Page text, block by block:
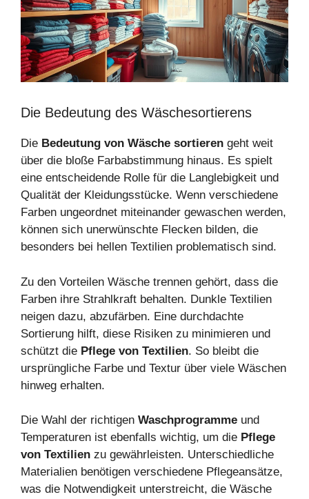
Die Bedeutung des Wäschesortierens
Die Bedeutung von Wäsche sortieren geht weit
über die bloße Farbabstimmung hinaus. Es spielt
eine entscheidende Rolle für die Langlebigkeit und
Qualität der Kleidungsstücke. Wenn verschiedene
Farben ungeordnet miteinander gewaschen werden,
können sich unerwünschte Flecken bilden, die
besonders bei hellen Textilien problematisch sind.
Zu den Vorteilen Wäsche trennen gehört, dass die
Farben ihre Strahlkraft behalten. Dunkle Textilien
neigen dazu, abzufärben. Eine durchdachte
Sortierung hilft, diese Risiken zu minimieren und
schützt die Pflege von Textilien. So bleibt die
ursprüngliche Farbe und Textur über viele Wäschen
hinweg erhalten.
Die Wahl der richtigen Waschprogramme und
Temperaturen ist ebenfalls wichtig, um die Pflege
von Textilien zu gewährleisten. Unterschiedliche
Materialien benötigen verschiedene Pflegeansätze,
was die Notwendigkeit unterstreicht, die Wäsche